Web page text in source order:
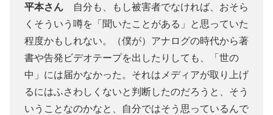
平本さん 自分も、もし被害者でなければ、おそら
くそういう噂を「聞いたことがある」と思っていた
程度かもしれない。（僕が）アナログの時代から著
書や告発ビデオテープを出したりしても、「世の
中」には届かなかった。それはメディアが取り上げ
るにはふさわしくないと判断したのだろうと、そう
いうことなのかなと、自分ではそう思っているんで